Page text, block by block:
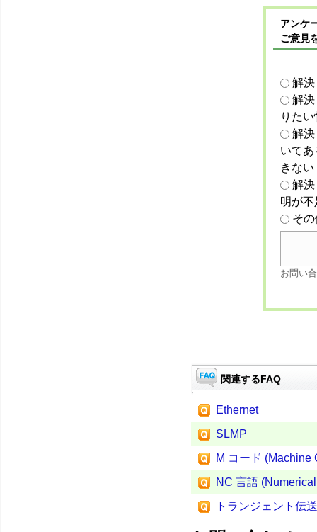
アンケ
ご意見
解
解
りた
解
いて
きない
解
明が
そ
お問い
関連するFAQ
Ethernet
SLMP
M コード (Machine
NC 言語
トランジェント伝送